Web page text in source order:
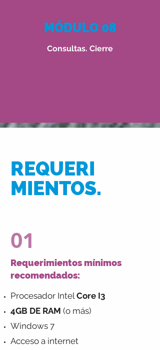
MÓDULO 08
Consultas. Cierre
REQUERI
MIENTOS.
01
Requerimientos mínimos
recomendados:
Procesador IntelCore I3
4GB DE RAM (o más)
Windows 7
Acceso a internet